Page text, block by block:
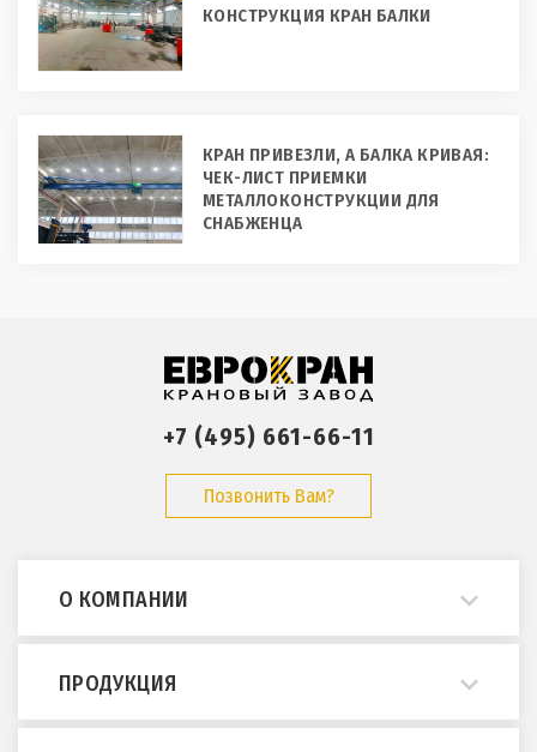
КОНСТРУКЦИЯ КРАН БАЛКИ
КРАН ПРИВЕЗЛИ, А БАЛКА КРИВАЯ:
ЧЕК-ЛИСТ ПРИЕМКИ
МЕТАЛЛОКОНСТРУКЦИИ ДЛЯ
СНАБЖЕНЦА
+7 (495) 661-66-11
Позвонить Вам?
О КОМПАНИИ
О нас
Примеры работ
Опросные листы
ПРОДУКЦИЯ
Мостовые краны